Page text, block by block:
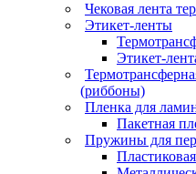
Чековая лента
Этикет-ленты
Этикет-
(риббоны)
Пленка для
Пакетная
Пружины для